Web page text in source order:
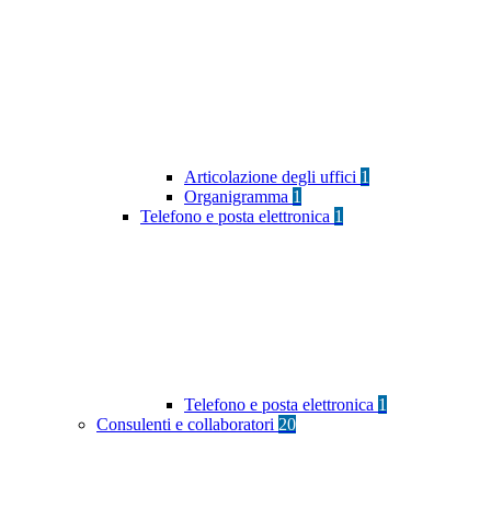
Articolazione degli uffici 1
Organigramma 1
Telefono e posta elettronica 1
Telefono e posta elettronica 1
Consulenti e collaboratori 20